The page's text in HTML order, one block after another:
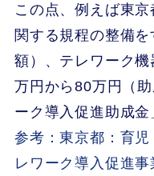
この点、例えば東
関する規程の整備
額）、テレワーク
万円から80万円（
ーク導入促進助成金
参考：東京都：育
レワーク導入促進事